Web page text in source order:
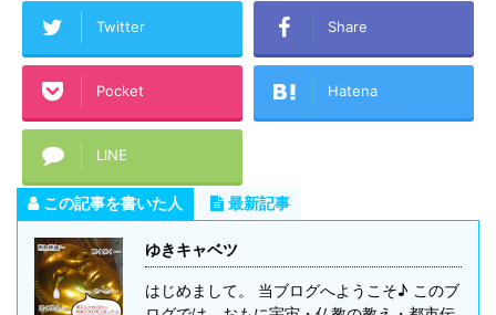
Twitter Share
Pocket Hatena
LINE
この記事を書いた人 最新記事
ゆきキャベツ
はじめまして。 当ブログへようこそ♪ このブ